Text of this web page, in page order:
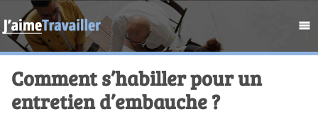
Comment s’habiller pour un
entretien d’embauche ?